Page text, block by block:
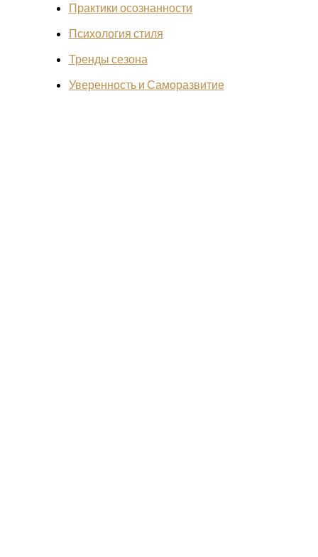
Практики осознанности
Психология стиля
Тренды сезона
Уверенность и Саморазвитие